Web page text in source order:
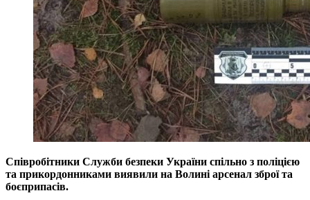
Співробітники Служби безпеки України спільно з поліцією
та прикордонниками виявили на Волині арсенал зброї та
боєприпасів.